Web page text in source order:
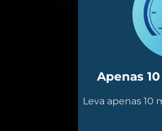
Apenas
Leva apenas 10